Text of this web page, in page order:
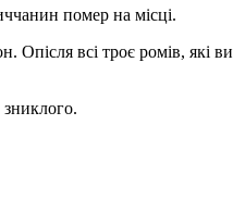
помер на місці.
всі троє ромів, які
зниклого.